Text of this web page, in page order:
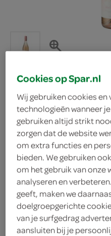
Van Zijl
sauvignon
Van Zijl
< 25
< 18
geen
Cookies op Spar.nl
Wij gebruiken cookies en
technologieën wanneer
gebruiken altijd strikt
zorgen dat de website
om extra functies en
bieden. We gebruiken
om het gebruik van onze
analyseren en
geeft, maken we
doelgroepgerichte
van je surfgedrag
aansluiten bij je